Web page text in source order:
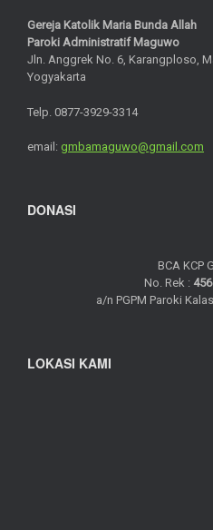
Gereja Katolik Maria Bunda Allah
Paroki Administratif Maguwo
Jln. Anggrek No. 6, Karangploso,
Yogyakarta
Telp. 0877-3929-3314
email: gmbamaguwo@gmail.com
DONASI
BCA KCP
No. Rek :
a/n PGPM Paroki
LOKASI KAMI